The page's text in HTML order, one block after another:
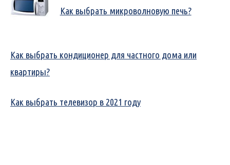
Как выбрать микроволновую печь?
Как выбрать кондиционер для частного дома или
квартиры?
Как выбрать телевизор в 2021 году